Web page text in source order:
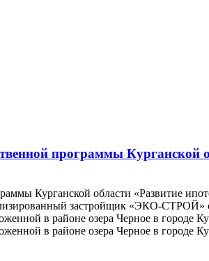
программы Курганской
Курганской области «Развитие
застройщик «ЭКО-СТРОЙ»
в районе озера Черное в
в районе озера Черное в